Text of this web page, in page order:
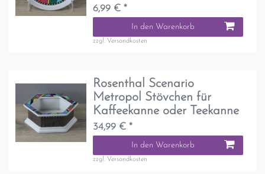
6,99 € *
In den Warenkorb
zzgl. Versandkosten
Rosenthal Scenario
Metropol Stövchen für
Kaffeekanne oder Teekanne
34,99 € *
In den Warenkorb
zzgl. Versandkosten